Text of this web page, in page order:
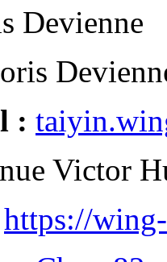
Devienne
:
Victor
https://